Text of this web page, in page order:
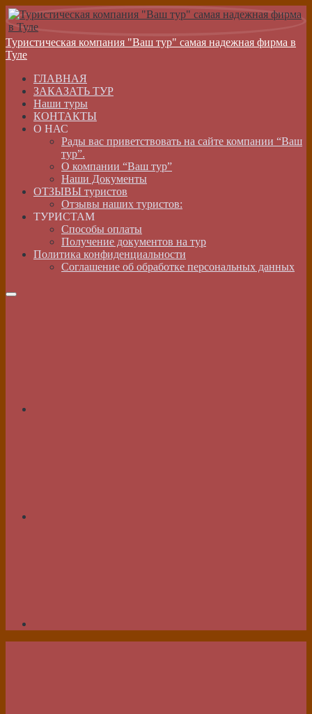
Туристическая компания "Ваш тур" самая надежная фирма в
Туле
ГЛАВНАЯ
ЗАКАЗАТЬ ТУР
Наши туры
КОНТАКТЫ
О НАС
Рады вас приветствовать на сайте компании “Ваш
тур”.
О компании “Ваш тур”
Наши Документы
ОТЗЫВЫ туристов
Отзывы наших туристов:
ТУРИСТАМ
Способы оплаты
Получение документов на тур
Политика конфиденциальности
Соглашение об обработке персональных данных